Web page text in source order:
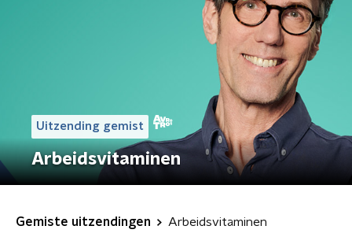
Uitzending gemist
Arbeidsvitaminen
Gemiste uitzendingen Arbeidsvitaminen